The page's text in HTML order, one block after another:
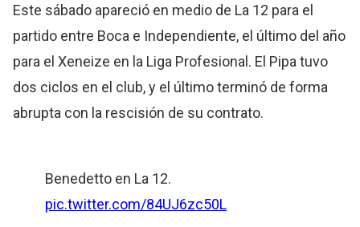
Este sábado apareció en medio de La 12 para el
partido entre Boca e Independiente, el último del año
para el Xeneize en la Liga Profesional. El Pipa tuvo
dos ciclos en el club, y el último terminó de forma
abrupta con la rescisión de su contrato.
Benedetto en La 12.
pic.twitter.com/84UJ6zc50L